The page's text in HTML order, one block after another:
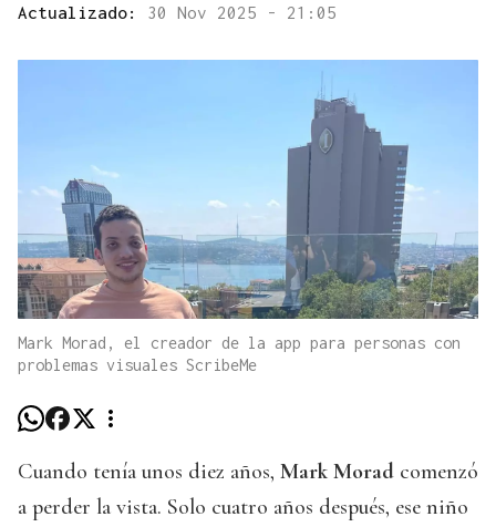
Actualizado: 30 Nov 2025 - 21:05
Mark Morad, el creador de la app para personas con
problemas visuales ScribeMe
Cuando tenía unos diez años, Mark Morad comenzó
a perder la vista. Solo cuatro años después, ese niño